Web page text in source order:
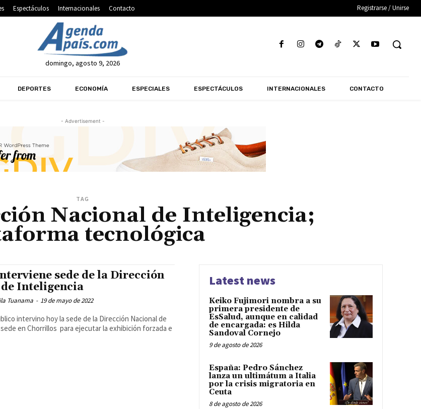
Espectáculos Internacionales Contacto Registrarse / Unirse
domingo, agosto 9, 2026
DEPORTES ECONOMÍA ESPECIALES ESPECTÁCULOS INTERNACIONALES CONTACTO
- Advertisement -
TAG
Nacional de Inteligencia;
tecnológica
sede de la Dirección
Inteligencia
Tuanama - 19 de mayo de 2022
en Chorrillos para ejecutar la exhibición forzada e
Latest news
Keiko Fujimori nombra a su
primera presidente de
EsSalud, aunque en calidad
de encargada: es Hilda
Sandoval Cornejo
9 de agosto de 2026
España: Pedro Sánchez
lanza un ultimátum a Italia
por la crisis migratoria en
Ceuta
8 de agosto de 2026